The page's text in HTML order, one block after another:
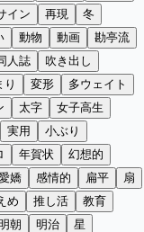
イン 再現
冬
動物 動画
勘亭流
人誌
吹き出し
り 変形
多ウェイト
太字
女子高生
実用
小ぶり
年賀状
幻想的
嬌 感情的 扁平
扇
め 推し活
教育
朝 明治
星